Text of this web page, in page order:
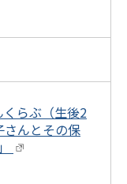
らぶ（生後2
さんとその保